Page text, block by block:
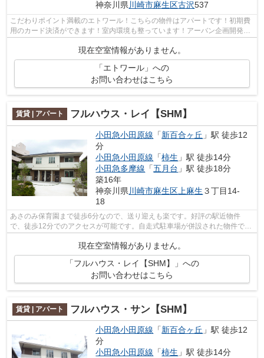
神奈川県川崎市麻生区古沢537
こだわりポイント満載のエトワール！こちらの物件はアパートです！初期費
用のカード決済ができます！室内環境も整っています！アーバン企画開発で
現在空室情報がありません。
「エトワール」への
お問い合わせはこちら
賃貸 | アパート フルハウス・レイ【SHM】
小田急小田原線 「新百合ヶ丘 」駅 徒歩12
分
小田急小田原線 「柿生 」駅 徒歩14分
小田急多摩線 「五月台 」駅 徒歩18分
築16年
神奈川県 川崎市麻生区 上麻生 ３丁目14-
18
あさのみ保育園まで徒歩6分なので、送り迎えも楽です。好評の駅近物件
で、徒歩12分でのアクセスが可能です。自走式駐車場が併設された物件で
す。魅力も多い賃貸物件はいかがでしょうか...
現在空室情報がありません。
「フルハウス・レイ【SHM】」への
お問い合わせはこちら
賃貸 | アパート フルハウス・サン【SHM】
小田急小田原線 「新百合ヶ丘 」駅 徒歩12
分
小田急小田原線 「柿生 」駅 徒歩14分